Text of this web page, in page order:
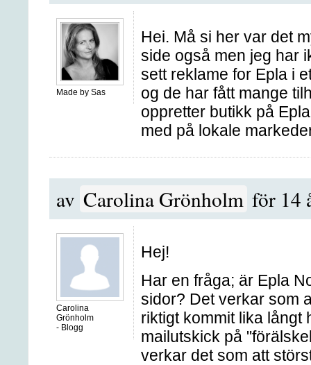
Made by Sas
Hei. Må si her var det
side også men jeg har
sett reklame for Epla i
og de har fått mange
oppretter butikk på
med på lokale
av Carolina Grönholm för 14
Carolina
Grönholm
- Blogg
Hej!
Har en fråga; är Epla
sidor? Det verkar som
riktigt kommit lika långt
mailutskick på
verkar det som att